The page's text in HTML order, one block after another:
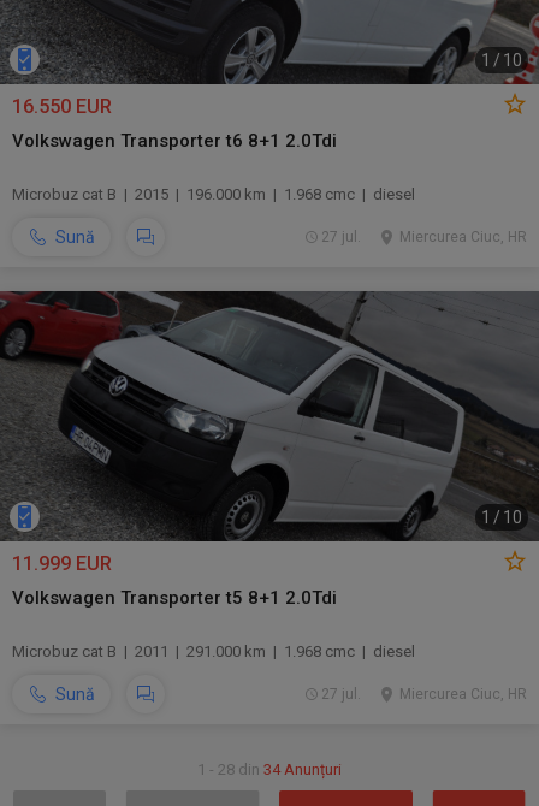
1 / 10
16.550 EUR
Volkswagen Transporter t6 8+1 2.0Tdi
Microbuz cat B | 2015 | 196.000 km | 1.968 cmc | diesel
Sună Miercurea Ciuc, HR
27 jul.
1 / 10
11.999 EUR
Volkswagen Transporter t5 8+1 2.0Tdi
Microbuz cat B | 2011 | 291.000 km | 1.968 cmc | diesel
Sună Miercurea Ciuc, HR
27 jul.
1 - 28 din 34 Anunțuri